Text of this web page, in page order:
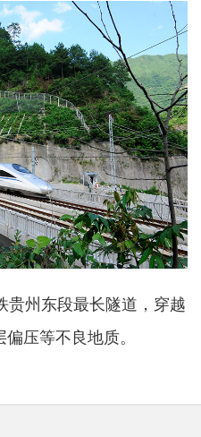
贵州东段最长隧道，穿越
压等不良地质。